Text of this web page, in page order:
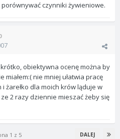
czynniki żywieniowe.
obiektywna ocenę można by
miałem:( nie mniej ułatwia pracę
żarełko dla moich krów ląduje w
2 razy dziennie mieszać żeby się
DALEJ
1 z 5